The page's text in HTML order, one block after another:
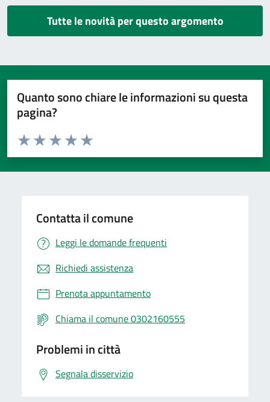
Tutte le novità per questo argomento
Quanto sono chiare le informazioni su questa
pagina?
Valuta da 1 a 5 stelle la pagina
Valuta 5 stelle su 5
Valuta 4 stelle su 5
Valuta 3 stelle su 5
Valuta 2 stelle su 5
Valuta 1 stelle su 5
Contatta il comune
Leggi le domande frequenti
Richiedi assistenza
Prenota appuntamento
Chiama il comune 0302160555
Problemi in città
Segnala disservizio